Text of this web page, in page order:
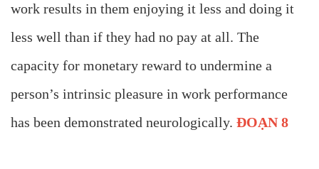
work results in them enjoying it less and doing it
less well than if they had no pay at all. The
capacity for monetary reward to undermine a
person’s intrinsic pleasure in work performance
has been demonstrated neurologically. ĐOẠN 8